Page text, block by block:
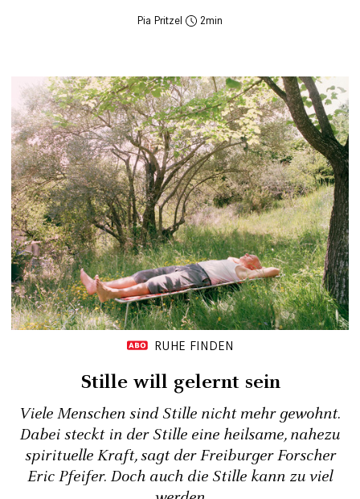
Pia Pritzel 2
RUHE FINDEN
Stille will gelernt sein
Viele Menschen sind Stille nicht mehr gewohnt.
Dabei steckt in der Stille eine heilsame, nahezu
spirituelle Kraft, sagt der Freiburger Forscher
Eric Pfeifer. Doch auch die Stille kann zu viel